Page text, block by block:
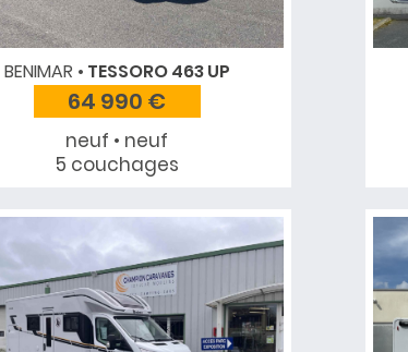
BENIMAR TESSORO 463 UP
64 990 €
neuf • neuf
5 couchages